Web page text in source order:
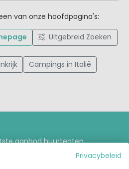
van onze hoofdpagina's:
Uitgebreid Zoeken
Campings in Italië
aanbod huurtenten,
accommodaties op de mooiste
boeken direct bij de
Privacybeleid